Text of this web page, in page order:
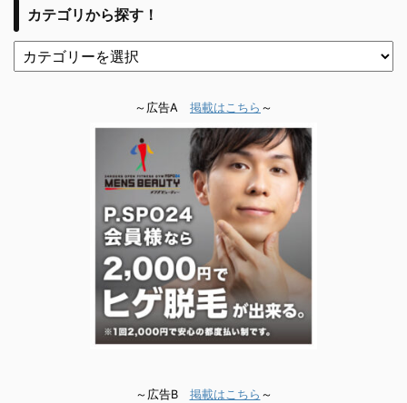
カテゴリから探す！
～広告A 掲載はこちら ～
～広告B 掲載はこちら ～